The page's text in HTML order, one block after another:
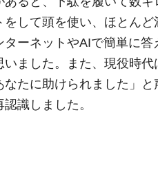
をして頭を使い、ほとん
ターネットやAIで簡単に
いました。また、現役時
なたに助けられました」
認識しました。